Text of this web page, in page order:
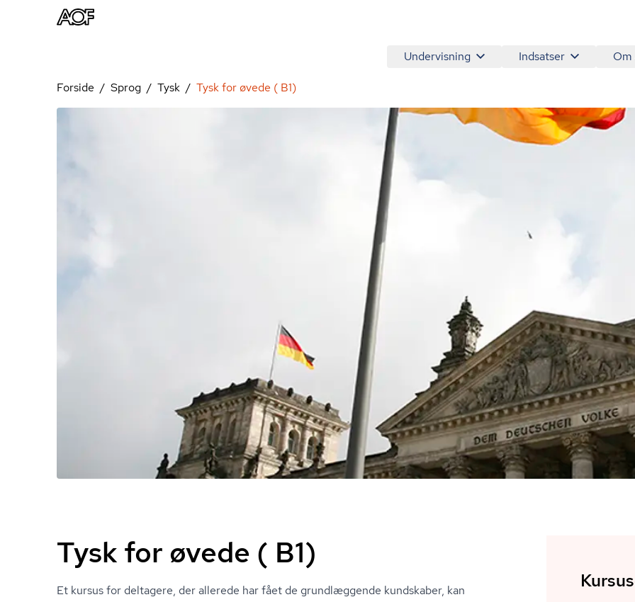
Undervisning Indsatser Om
Forside Sprog Tysk Tysk for øvede ( B1)
Tysk for øvede ( B1)
Et kursus for deltagere, der allerede har fået de grundlæggende kundskaber, kan